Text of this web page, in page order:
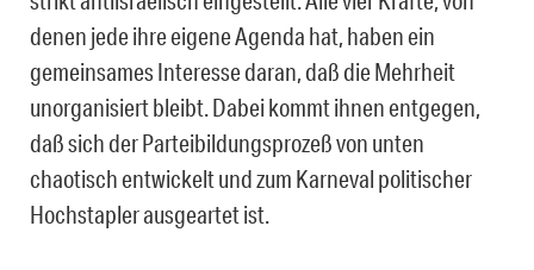
denen jede ihre eigene Agenda hat, haben ein
gemeinsames Interesse daran, daß die Mehrheit
unorganisiert bleibt. Dabei kommt ihnen entgegen,
daß sich der Parteibildungsprozeß von unten
chaotisch entwickelt und zum Karneval politischer
Hochstapler ausgeartet ist.